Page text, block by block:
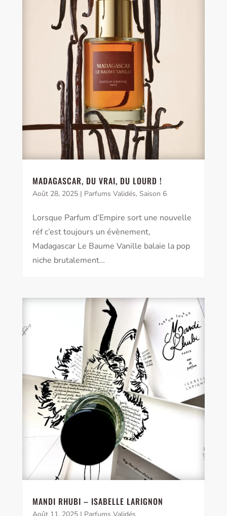
MADAGASCAR, DU VRAI, DU LOURD !
Août 28, 2025| Parfums Validés, Saison 6
Lorsque Parfum d’Empire sort une nouvelle
réf c’est toujours un évènement,
Madagascar Le Baume Vanille balaie la pop
niche brutalement…
MANDI RHUBI – ISABELLE LARIGNON